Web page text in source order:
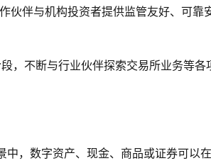
伙伴与机构投资者提供监管友好、可靠
，不断与行业伙伴探索交易所业务等各
，数字资产、现金、商品或证券可以